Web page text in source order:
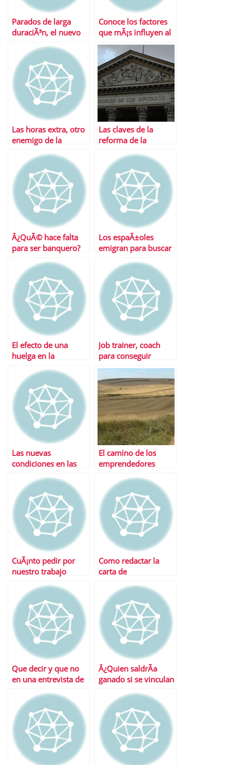
Parados de larga
duraciÃ³n, el nuevo
economÃ­a espaÃ±ola
Conoce los factores
que mÃ¡s influyen al
calcular la jubilaciÃ³n
Las horas extra, otro
enemigo de la
Las claves de la
reforma de la
colectiva aprobada
por el Congreso
Â¿QuÃ© hace falta
para ser banquero?
Los espaÃ±oles
emigran para buscar
algunas dÃ©cadas
El efecto de una
huelga en la
Job trainer, coach
para conseguir
empleo
Las nuevas
condiciones en las
puede despedir
El camino de los
emprendedores
CuÃ¡nto pedir por
nuestro trabajo
Como redactar la
carta de
perfecta
Que decir y que no
en una entrevista de
Â¿Quien saldrÃ­a
ganado si se vinculan
productividad?